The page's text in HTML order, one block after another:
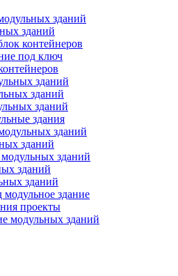
зданий
зданий
контейнеров
под ключ
зданий
зданий
зданий
здания
зданий
зданий
зданий
зданий
зданий
здание
проекты
модульных зданий